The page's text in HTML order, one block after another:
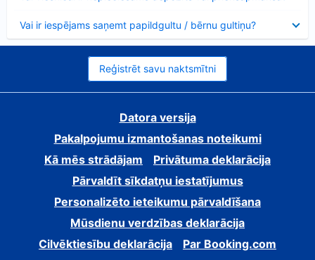
Vai ir iespējams saņemt papildgultu / bērnu gultiņu?
Reģistrēt savu naktsmītni
Datora versija
Pakalpojumu izmantošanas noteikumi
Kā mēs strādājam
Privātuma deklarācija
Pārvaldīt sīkdatņu iestatījumus
Personalizēto ieteikumu pārvaldīšana
Mūsdienu verdzības deklarācija
Cilvēktiesību deklarācija
Par Booking.com